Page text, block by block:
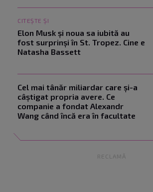
CITEȘTE ȘI
Elon Musk și noua sa iubită au
fost surprinși în St. Tropez. Cine e
Natasha Bassett
Cel mai tânăr miliardar care și-a
câștigat propria avere. Ce
companie a fondat Alexandr
Wang când încă era în facultate
RECLAMĂ